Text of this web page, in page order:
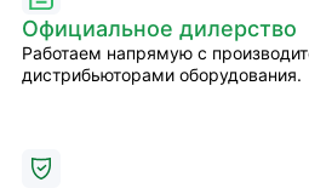
Официальное дилерство
Работаем напрямую с
дистрибьюторами оборудования.